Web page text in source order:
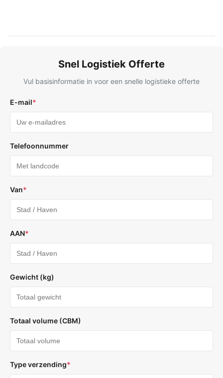
Snel Logistiek Offerte
Vul basisinformatie in voor een snelle logistieke offerte
E-mail*
Telefoonnummer
Van*
AAN*
Gewicht (kg)
Totaal volume (CBM)
Type verzending*